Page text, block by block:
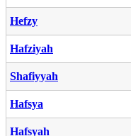
Hefzy
Hafziyah
Shafiyyah
Hafsya
Hafsyah